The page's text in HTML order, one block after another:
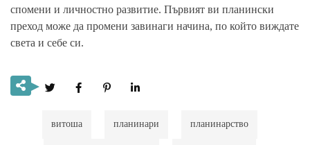
спомени и личностно развитие. Първият ви планински
преход може да промени завинаги начина, по който виждате
света и себе си.
витоша планинари планинарство